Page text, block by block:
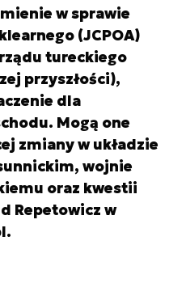
w sprawie
(JCPOA)
tureckiego
przyszłości),
dla
Mogą one
zmiany w układzie
wojnie
oraz kwestii
Repetowicz w